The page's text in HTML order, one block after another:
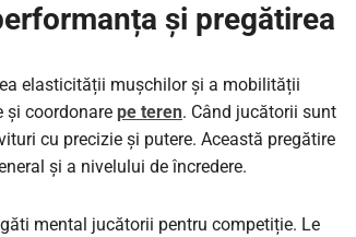
și pregătirea
elasticității mușchilor și a mobilității
și coordonare pe teren. Când jucătorii sunt
cu precizie și putere. Această pregătire
și a nivelului de încredere.
mental jucătorii pentru competiție. Le